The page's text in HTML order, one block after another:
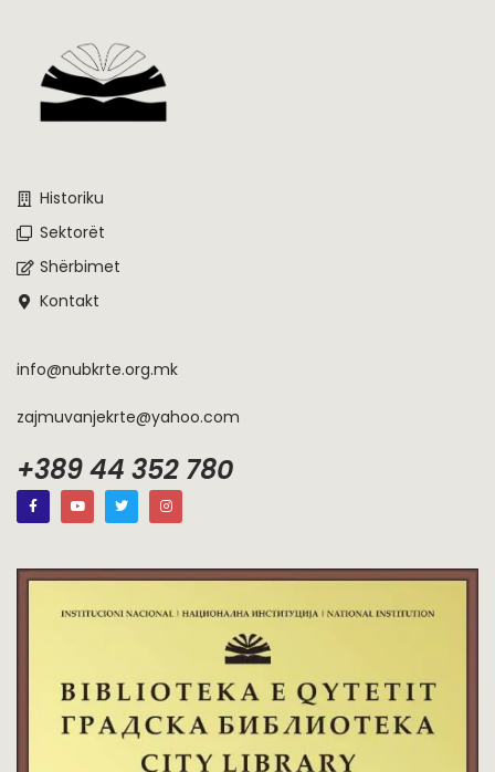
Historiku
Sektorët
Shërbimet
Kontakt
info@nubkrte.org.mk
zajmuvanjekrte@yahoo.com
+389 44 352 780